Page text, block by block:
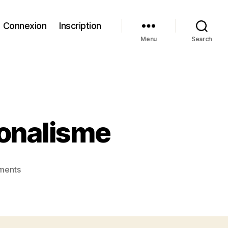
Connexion Inscription
Menu Search
on
du